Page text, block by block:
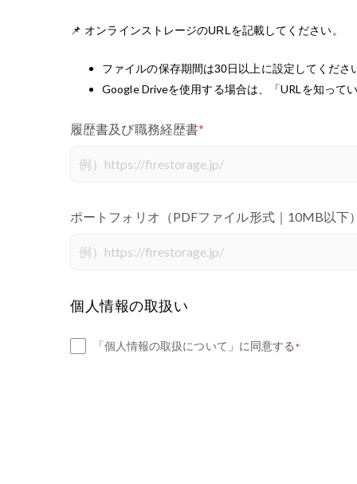
📌 オンラインストレージのURLを記載してください。
ファイルの保存期間は30日以上に設定してくださ
Google Driveを使用する場合は、「URLを知って
履歴書及び職務経歴書*
ポートフォリオ（PDFファイル形式｜10MB以下
個人情報の取扱い
「個人情報の取扱について 」に同意する*